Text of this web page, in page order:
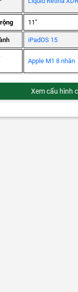
11"
iPadOS 15
Apple M1 8 nhân
Xem cấu hình